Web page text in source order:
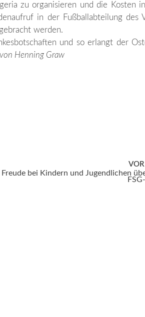
zu organisieren und die Kosten
in der Fußballabteilung des
werden.
und so erlangt der
von Henning Graw
bei Kindern und Jugendlichen